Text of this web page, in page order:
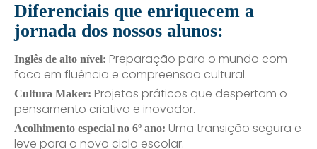
Diferenciais que enriquecem a
jornada dos nossos alunos:
Inglês de alto nível: Preparação para o mundo com
foco em fluência e compreensão cultural.
Cultura Maker: Projetos práticos que despertam o
pensamento criativo e inovador.
Acolhimento especial no 6º ano: Uma transição segura e
leve para o novo ciclo escolar.